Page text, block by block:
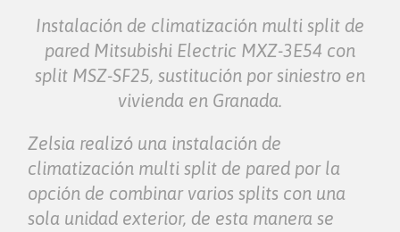
Instalación de climatización multi split de
pared Mitsubishi Electric MXZ-3E54 con
split MSZ-SF25, sustitución por siniestro en
vivienda en Granada.
Zelsia realizó una instalación de
climatización multi split de pared por la
opción de combinar varios splits con una
sola unidad exterior, de esta manera se